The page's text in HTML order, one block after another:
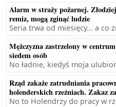
Alarm w straży pożarnej.
remiz, mogą zginąć ludzie
Seria trwa od miesięcy... a co
Mężczyzna zastrzelony w
siedem osób
No ładnie, kiedyś moja
Rząd zakaże zatrudniania
holenderskich rzeźniach. Zakaz
No to Holendrzy do pracy w